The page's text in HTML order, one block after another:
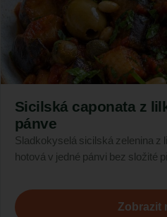
Sicilská caponata z
pánve
Sladkokyselá sicilská zelenina z
hotová v jedné pánvi bez složité
Zobrazit